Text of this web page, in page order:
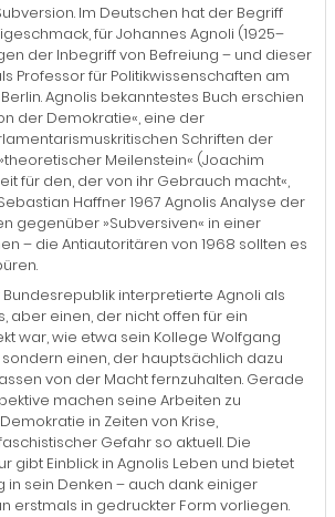
Im Deutschen hat der Begriff
für Johannes Agnoli (1925–
der Inbegriff von Befreiung – und dieser
Professor für Politikwissenschaften am
Agnolis bekanntestes Buch erschien
der Demokratie«, eine der
Schriften der
Meilenstein« (Joachim
für den, der von ihr Gebrauch macht«,
Haffner 1967 Agnolis Analyse der
gegenüber »Subversiven« in einer
– die Antiautoritären von 1968 sollten es
interpretierte Agnoli als
aber einen, der nicht offen für ein
war, wie etwa sein Kollege Wolfgang
einen, der hauptsächlich dazu
von der Macht fernzuhalten. Gerade
machen seine Arbeiten zu
in Zeiten von Krise,
Gefahr so aktuell. Die
gibt Einblick in Agnolis Leben und bietet
in sein Denken – auch dank einiger
erstmals in gedruckter Form vorliegen.